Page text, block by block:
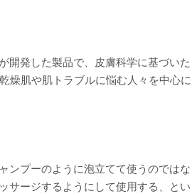
開発した製品で、皮膚科学に基づいた
燥肌や肌トラブルに悩む人々を中心に
ンプーのように泡立てて使うのではな
サージするようにして使用する、とい